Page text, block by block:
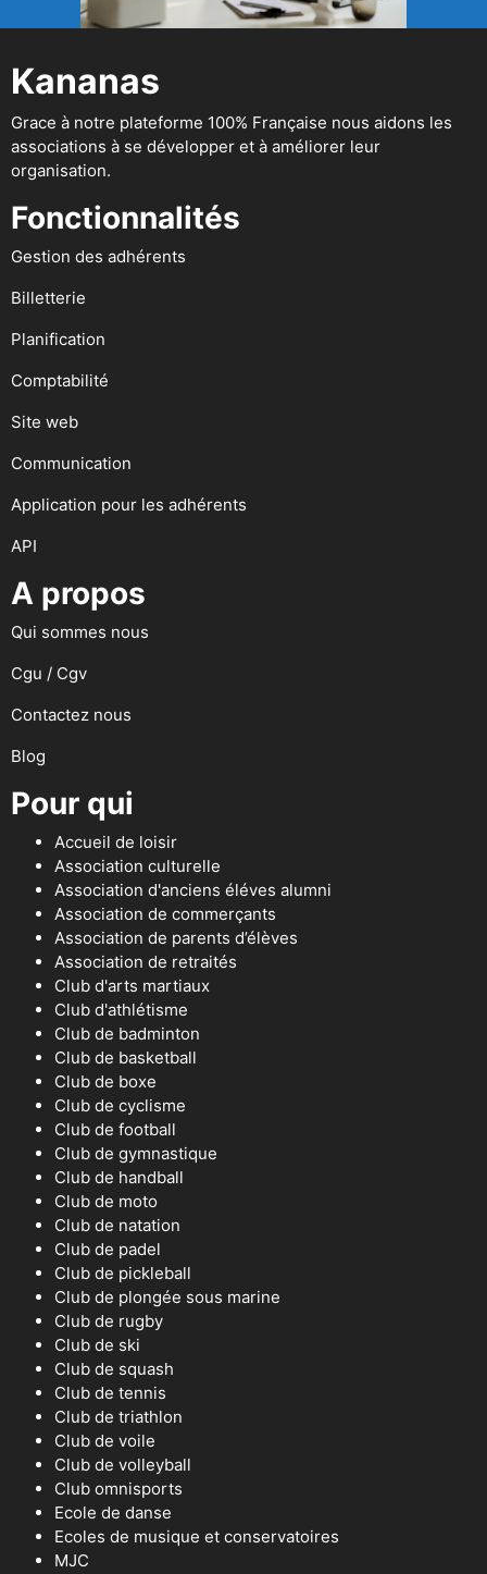
Kananas
Grace à notre plateforme 100% Française nous aidons les
associations à se développer et à améliorer leur
organisation.
Fonctionnalités
Gestion des adhérents
Billetterie
Planification
Comptabilité
Site web
Communication
Application pour les adhérents
API
A propos
Qui sommes nous
Cgu / Cgv
Contactez nous
Blog
Pour qui
Accueil de loisir
Association culturelle
Association d'anciens éléves alumni
Association de commerçants
Association de parents d’élèves
Association de retraités
Club d'arts martiaux
Club d'athlétisme
Club de badminton
Club de basketball
Club de boxe
Club de cyclisme
Club de football
Club de gymnastique
Club de handball
Club de moto
Club de natation
Club de padel
Club de pickleball
Club de plongée sous marine
Club de rugby
Club de ski
Club de squash
Club de tennis
Club de triathlon
Club de voile
Club de volleyball
Club omnisports
Ecole de danse
Ecoles de musique et conservatoires
MJC